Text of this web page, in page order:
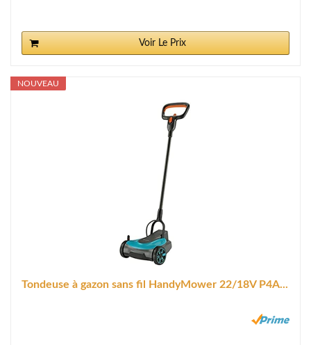
Voir Le Prix
NOUVEAU
Tondeuse à gazon sans fil HandyMower 22/18V P4A...